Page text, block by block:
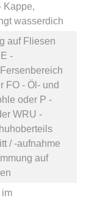
Kappe,
wasserdich
auf Fliesen
E -
FO - Öl- und
oder P -
WRU -
/ -aufnahme
auf
im